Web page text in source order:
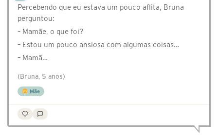
Percebendo que eu estava um pouco aflita, Bruna
perguntou:
– Mamãe, o que foi?
– Estou um pouco ansiosa com algumas coisas…
– Mamã…
(Bruna, 5 anos)
Mãe